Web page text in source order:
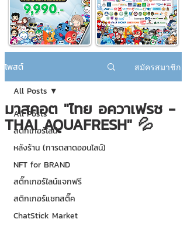
โพสต์ สมัครสมาชิก
All Posts
สติกเกอร์ไลน์
หลังร้าน (การตลาดออนไลน์)
NFT for BRAND
สติ๊กเกอร์ไลน์แจกฟรี
สติกเกอร์แชทสติ๊ค
ChatStick Market
All Posts
มาสคอต "ไทย อควาเฟรช -
THAI AQUAFRESH" 💦